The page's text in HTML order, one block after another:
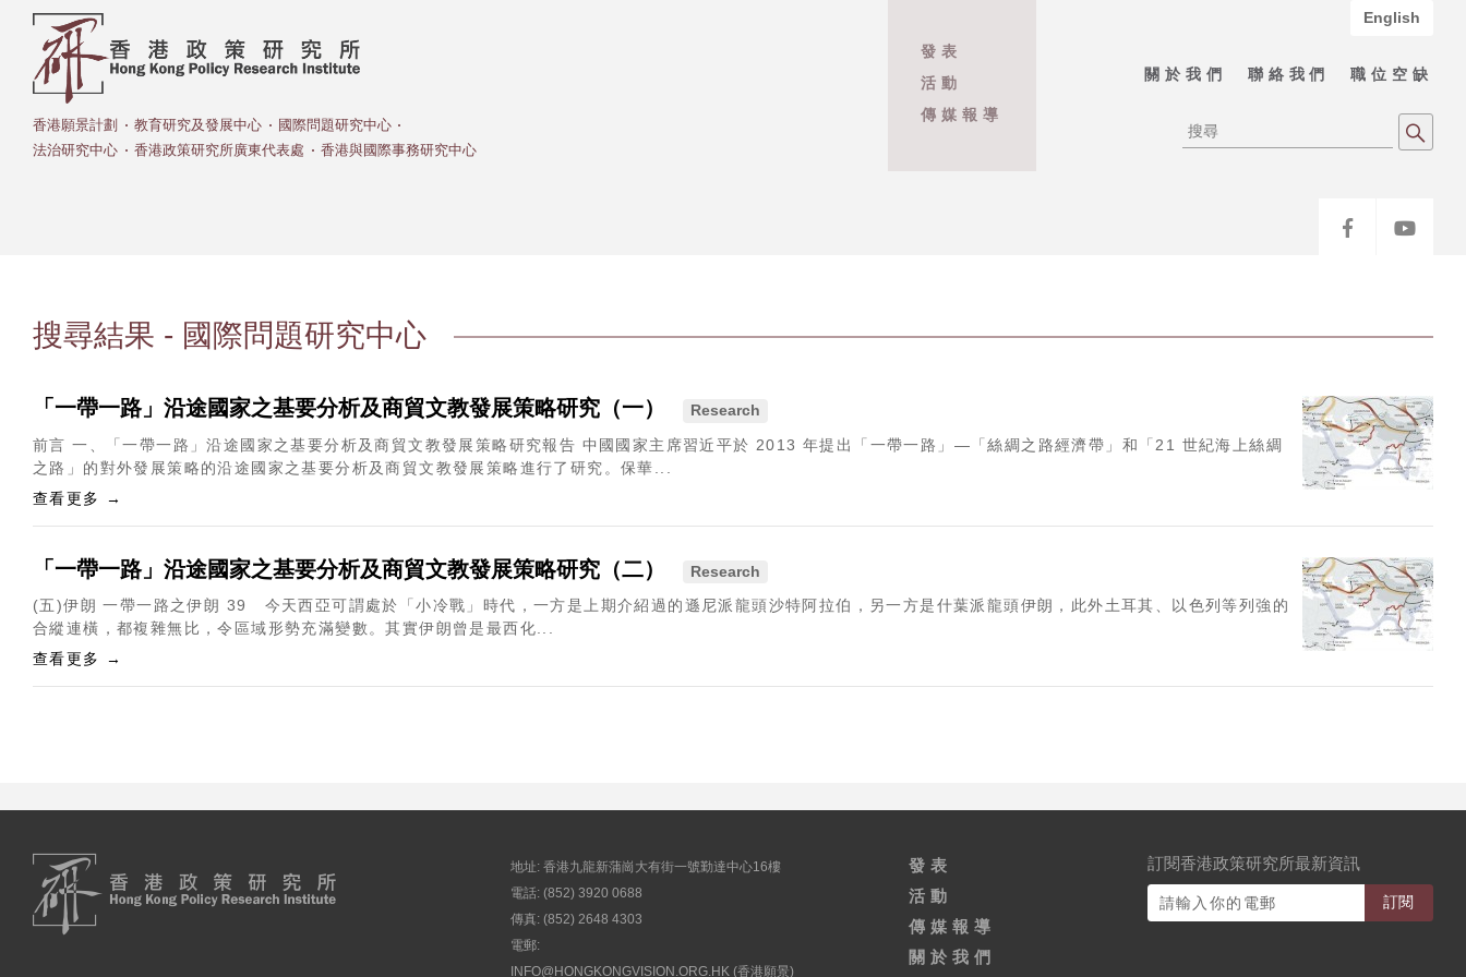
香港願景計劃 教育研究及發展中心
國際問題研究中心
法治研究中心
香港政策研究所廣東代表處 香港與國際事務研究中心
發表
活動
傳媒報導
English
關於我們 聯絡我們 職位空缺
搜尋結果 - 國際問題研究中心
「一帶一路」沿途國家之基要分析及商貿文教發展策略研究（一） Research
前言 一、「一帶一路」沿途國家之基要分析及商貿文教發展策略研究報告 中國國家主席習近平於 2013 年提出「一帶一路」—「絲綢之路經濟帶」和「21 世紀海上絲綢
之路」的對外發展策略的沿途國家之基要分析及商貿文教發展策略進行了研究。保華...
查看更多 →
「一帶一路」沿途國家之基要分析及商貿文教發展策略研究（二） Research
(五)伊朗 一帶一路之伊朗 39 今天西亞可謂處於「小冷戰」時代，一方是上期介紹過的遜尼派龍頭沙特阿拉伯，另一方是什葉派龍頭伊朗，此外土耳其、以色列等列強的
合縱連橫，都複雜無比，令區域形勢充滿變數。其實伊朗曾是最西化...
查看更多 →
地址: 香港九龍新蒲崗大有街一號勤達中心16樓
電話: (852) 3920 0688
傳真: (852) 2648 4303
電郵:
INFO@HONGKONGVISION.ORG.HK (香港願景)
發表
活動
傳媒報導
關於我們
訂閱香港政策研究所最新資訊
訂閱